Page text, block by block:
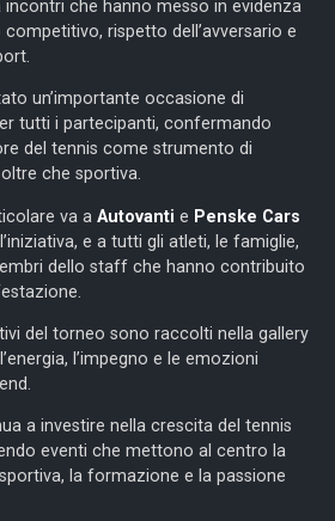
che hanno messo in evidenza
rispetto dell’avversario e
un’importante occasione di
tutti i partecipanti, confermando
del tennis come strumento di
che sportiva.
va a Autovanti e Penske Cars
e a tutti gli atleti, le famiglie,
dello staff che hanno contribuito
del torneo sono raccolti nella gallery
l’impegno e le emozioni
a investire nella crescita del tennis
eventi che mettono al centro la
la formazione e la passione